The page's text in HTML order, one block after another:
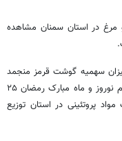
مرغ در استان سمنان مشاهده
میزان سهمیه گوشت قرمز منجمد
گوساله استان با قیمت مصوب تنظیم بازار ویژه ایام نوروز و ماه مبارک رمضان ۲۵
پروتئینی در استان توزیع